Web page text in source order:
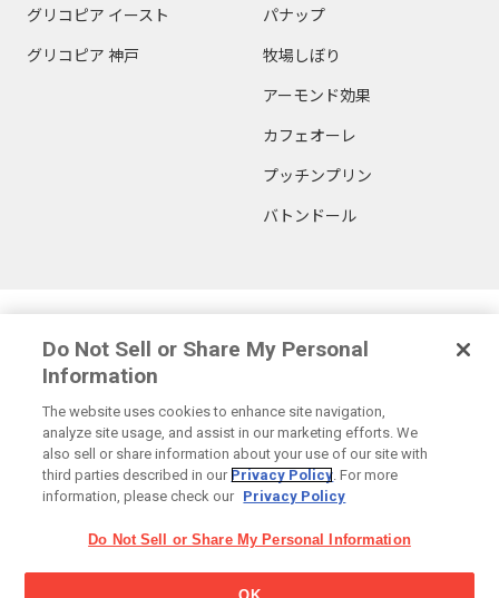
グリコピア イースト
グリコピア 神戸
パナップ
牧場しぼり
アーモンド効果
カフェオーレ
プッチンプリン
バトンドール
Glicoからの最新情報を受け取る
Glicoホーム お問い合わせ ご利用規約
プライバシーポリシー
ソーシャルメディアポリシー
サイトマップ
江崎グリコ株式会社 Copyright©2024 EZAKI GLICO CO.,LTD. All rights
reserved.
Do Not Sell or Share My Personal
Information
The website uses cookies to enhance site navigation,
analyze site usage, and assist in our marketing efforts. We
also sell or share information about your use of our site with
third parties described in our Privacy Policy. For more
information, please check our Privacy Policy
Do Not Sell or Share My Personal Information